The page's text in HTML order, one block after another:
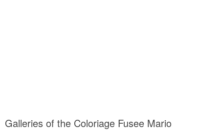
Galleries of the Coloriage Fusee Mario